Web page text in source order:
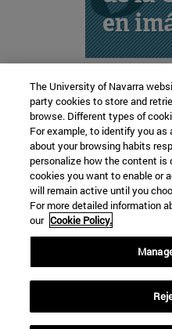
Cátedra de
Facultad de Filosofía y Letras
Campus Universitario s/n
Navarra
España
Tel. +34 948 42 56 00
The University of Navarra
party cookies to store and
browse. Different types of
For example, to identify you as
about your browsing habits
personalize how the content is
cookies you want to enable or
will remain active until you
For more detailed information
our Cookie Policy.